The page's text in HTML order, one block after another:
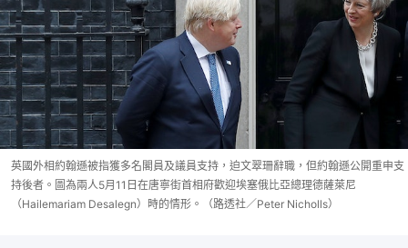
英國外相約翰遜被指獲多名閣員及議員支持，迫文翠珊辭職，但約翰遜公開重申支
持後者。圖為兩人5月11日在唐寧街首相府歡迎埃塞俄比亞總理德薩萊尼
（Hailemariam Desalegn）時的情形。（路透社／Peter Nicholls）